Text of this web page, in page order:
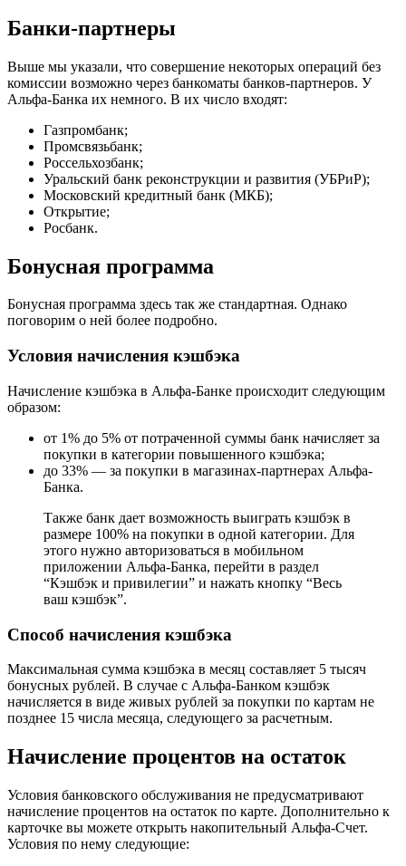
Банки-партнеры
Выше мы указали, что совершение некоторых операций без
комиссии возможно через банкоматы банков-партнеров. У
Альфа-Банка их немного. В их число входят:
Газпромбанк;
Промсвязьбанк;
Россельхозбанк;
Уральский банк реконструкции и развития (УБРиР);
Московский кредитный банк (МКБ);
Открытие;
Росбанк.
Бонусная программа
Бонусная программа здесь так же стандартная. Однако
поговорим о ней более подробно.
Условия начисления кэшбэка
Начисление кэшбэка в Альфа-Банке происходит следующим
образом:
от 1% до 5% от потраченной суммы банк начисляет за
покупки в категории повышенного кэшбэка;
до 33% — за покупки в магазинах-партнерах Альфа-
Банка.
Также банк дает возможность выиграть кэшбэк в
размере 100% на покупки в одной категории. Для
этого нужно авторизоваться в мобильном
приложении Альфа-Банка, перейти в раздел
“Кэшбэк и привилегии” и нажать кнопку “Весь
ваш кэшбэк”.
Способ начисления кэшбэка
Максимальная сумма кэшбэка в месяц составляет 5 тысяч
бонусных рублей. В случае с Альфа-Банком кэшбэк
начисляется в виде живых рублей за покупки по картам не
позднее 15 числа месяца, следующего за расчетным.
Начисление процентов на остаток
Условия банковского обслуживания не предусматривают
начисление процентов на остаток по карте. Дополнительно к
карточке вы можете открыть накопительный Альфа-Счет.
Условия по нему следующие: